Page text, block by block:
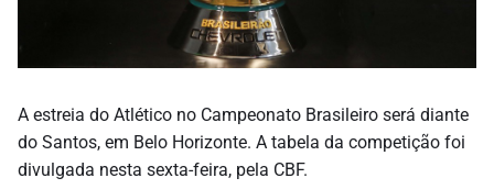
A estreia do Atlético no Campeonato Brasileiro será diante
do Santos, em Belo Horizonte. A tabela da competição foi
divulgada nesta sexta-feira, pela CBF.